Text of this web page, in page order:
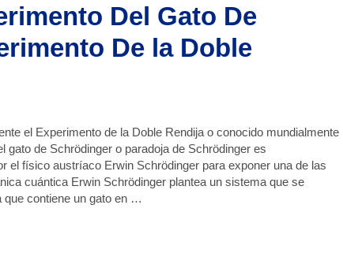
Del Gato De
De la Doble
el Experimento de la Doble Rendija o conocido mundialmente
de Schrödinger o paradoja de Schrödinger es
el físico austríaco Erwin Schrödinger para exponer una de las
cuántica Erwin Schrödinger plantea un sistema que se
que contiene un gato en …